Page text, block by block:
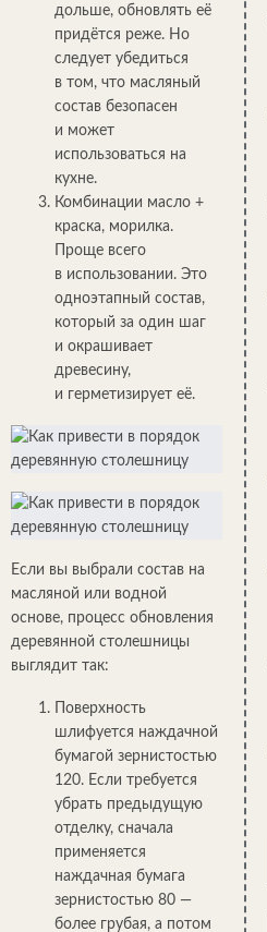
дольше, обновлять её
придётся реже. Но
следует убедиться
в том, что масляный
состав безопасен
и может
использоваться на
кухне.
Комбинации масло +
краска, морилка.
Проще всего
в использовании. Это
одноэтапный состав,
который за один шаг
и окрашивает
древесину,
и герметизирует её.
Если вы выбрали состав на
масляной или водной
основе, процесс обновления
деревянной столешницы
выглядит так:
Поверхность
шлифуется наждачной
бумагой зернистостью
120. Если требуется
убрать предыдущую
отделку, сначала
применяется
наждачная бумага
зернистостью 80 —
более грубая, а потом